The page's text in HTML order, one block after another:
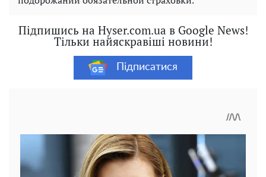
Підпишись на Hyser.com.ua в Google News!
Тільки найяскравіші новини!
Підписатися